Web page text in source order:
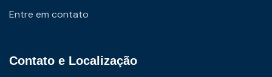
Entre em contato
Contato e Localização